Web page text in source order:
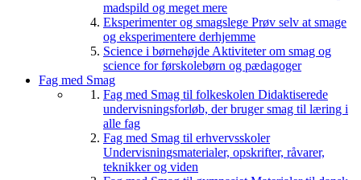
madspild og meget mere
Eksperimenter og smagslege Prøv selv at smage
og eksperimentere derhjemme
Science i børnehøjde Aktiviteter om smag og
science for førskolebørn og pædagoger
Fag med Smag
Fag med Smag til folkeskolen Didaktiserede
undervisningsforløb, der bruger smag til læring i
alle fag
Fag med Smag til erhvervsskoler
Undervisningsmaterialer, opskrifter, råvarer,
teknikker og viden